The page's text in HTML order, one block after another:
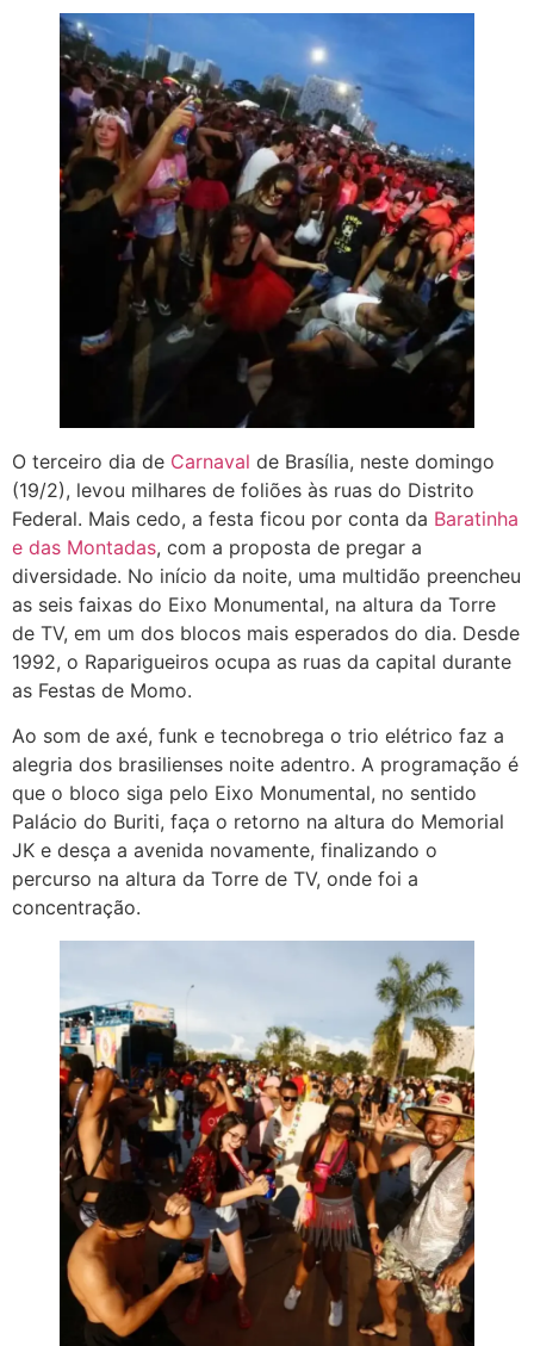
O terceiro dia de Carnaval de Brasília, neste domingo
(19/2), levou milhares de foliões às ruas do Distrito
Federal. Mais cedo, a festa ficou por conta da Baratinha
e das Montadas, com a proposta de pregar a
diversidade. No início da noite, uma multidão preencheu
as seis faixas do Eixo Monumental, na altura da Torre
de TV, em um dos blocos mais esperados do dia. Desde
1992, o Raparigueiros ocupa as ruas da capital durante
as Festas de Momo.
Ao som de axé, funk e tecnobrega o trio elétrico faz a
alegria dos brasilienses noite adentro. A programação é
que o bloco siga pelo Eixo Monumental, no sentido
Palácio do Buriti, faça o retorno na altura do Memorial
JK e desça a avenida novamente, finalizando o
percurso na altura da Torre de TV, onde foi a
concentração.